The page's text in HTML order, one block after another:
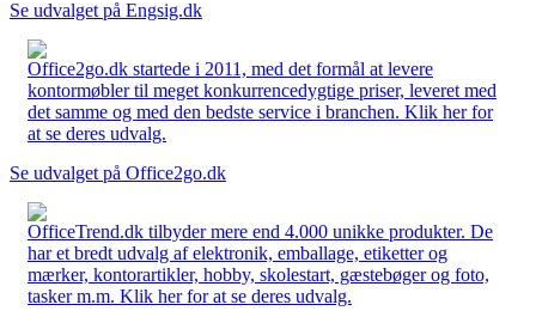
Se udvalget på Engsig.dk
Office2go.dk startede i 2011, med det formål at levere
kontormøbler til meget konkurrencedygtige priser, leveret med
det samme og med den bedste service i branchen. Klik her for
at se deres udvalg.
Se udvalget på Office2go.dk
OfficeTrend.dk tilbyder mere end 4.000 unikke produkter. De
har et bredt udvalg af elektronik, emballage, etiketter og
mærker, kontorartikler, hobby, skolestart, gæstebøger og foto,
tasker m.m. Klik her for at se deres udvalg.